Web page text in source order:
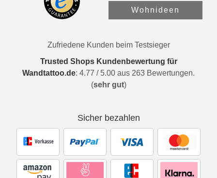
Wohnideen
Zufriedene Kunden beim Testsieger
Trusted Shops Kundenbewertung für
Wandtattoo.de: 4.77 / 5.00 aus 263 Bewertungen.
(sehr gut)
Sicher bezahlen